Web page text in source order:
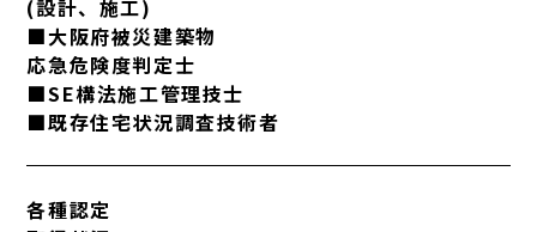
(設計、施工)
■大阪府被災建築物
応急危険度判定士
■SE構法施工管理技士
■既存住宅状況調査技術者
各種認定